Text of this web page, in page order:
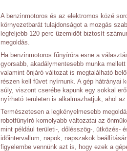
A benzinmotoros és az elektromos közé
környezetbarát tulajdonságot a mozgás
legfeljebb 120 perc üzemidőt biztosít
megoldás.
Ha benzinmotoros fűnyíróra esne a
gyorsabb, akadálymentesebb munka
valamint önjáró változat is megtalálható
részen kell füvet nyírnunk. A gép hátrányai
súly, viszont cserébe kapunk egy sokkal
nyírható területen is alkalmazhatjuk, ahol
Természetesen a legkényelmesebb
robotfűnyíró komolyabb változatai az
mint például területi-, dőlésszög-, ütközés-
időintervallum, napok, napszakok
figyelembe vennünk azt is, hogy ezek a